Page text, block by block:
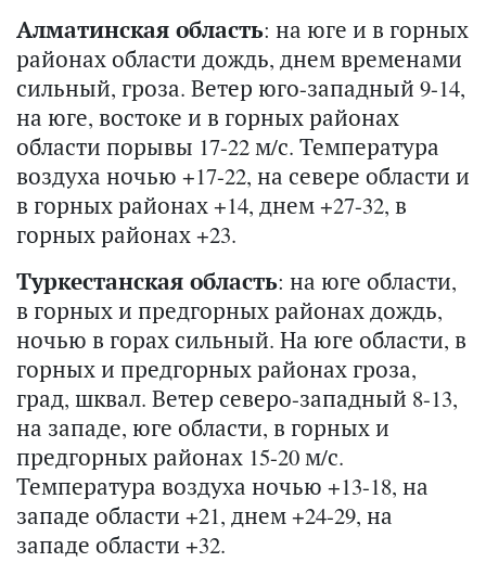
Алматинская область: на юге и в горных
районах области дождь, днем временами
сильный, гроза. Ветер юго-западный 9-14,
на юге, востоке и в горных районах
области порывы 17-22 м/с. Температура
воздуха ночью +17-22, на севере области и
в горных районах +14, днем +27-32, в
горных районах +23.
Туркестанская область: на юге области,
в горных и предгорных районах дождь,
ночью в горах сильный. На юге области, в
горных и предгорных районах гроза,
град, шквал. Ветер северо-западный 8-13,
на западе, юге области, в горных и
предгорных районах 15-20 м/с.
Температура воздуха ночью +13-18, на
западе области +21, днем +24-29, на
западе области +32.